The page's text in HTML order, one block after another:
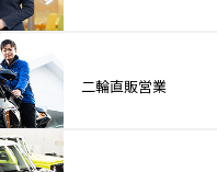
二輪直販営業